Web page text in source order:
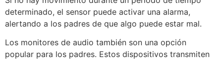
determinado, el sensor puede activar una alarma,
alertando a los padres de que algo puede estar mal.
Los monitores de audio también son una opción
popular para los padres. Estos dispositivos transmiten